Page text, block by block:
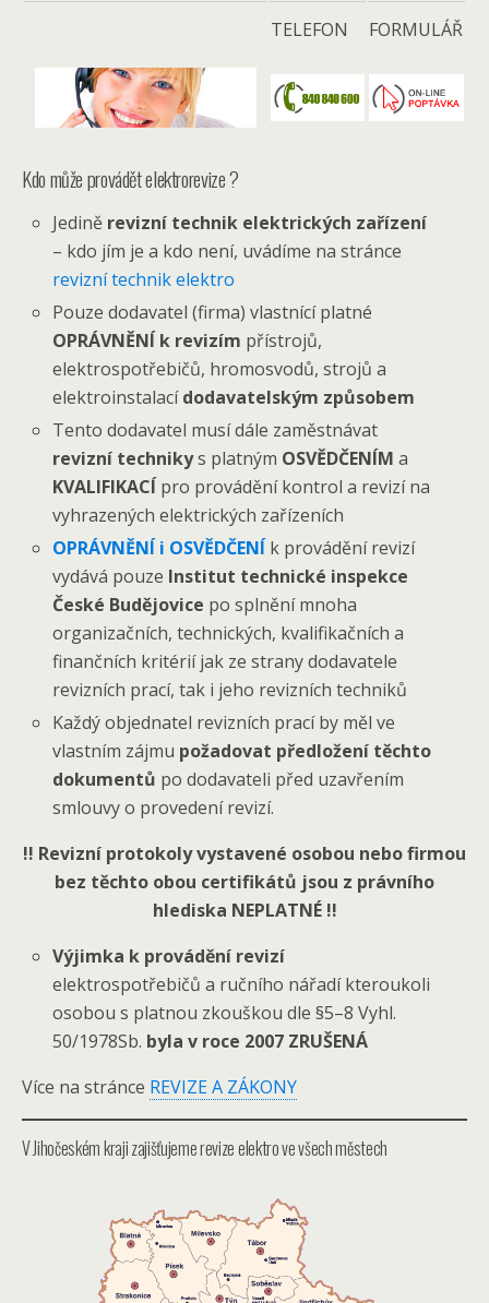
TELEFON
FORMULÁŘ
Kdo může provádět elektrorevize ?
Jedině revizní technik elektrických zařízení
– kdo jím je a kdo není, uvádíme na stránce
revizní technik elektro
Pouze dodavatel (firma) vlastnící platné
OPRÁVNĚNÍ k revizím přístrojů,
elektrospotřebičů, hromosvodů, strojů a
elektroinstalacídodavatelským způsobem
Tento dodavatel musí dále zaměstnávat
revizní technikys platným OSVĚDČENÍM a
KVALIFIKACÍ pro provádění kontrol a revizí na
vyhrazených elektrických zařízeních
OPRÁVNĚNÍ i OSVĚDČENÍ k provádění revizí
vydává pouze Institut technické inspekce
České Budějovice po splnění mnoha
organizačních, technických, kvalifikačních a
finančních kritérií jak ze strany dodavatele
revizních prací, tak i jeho revizních techniků
Každý objednatel revizních prací by měl ve
vlastním zájmu požadovat předložení těchto
dokumentů po dodavateli před uzavřením
smlouvy o provedení revizí.
!! Revizní protokoly vystavené osobou nebo firmou
bez těchto obou certifikátů jsou z právního
hlediska NEPLATNÉ !!
Výjimka k provádění revizí
elektrospotřebičů a ručního nářadí kteroukoli
osobou s platnou zkouškou dle §5–8 Vyhl.
50/1978Sb. byla v roce 2007 ZRUŠENÁ
Více na stránce REVIZE A ZÁKONY
V Jihočeském kraji zajišťujeme revize elektro ve všech městech